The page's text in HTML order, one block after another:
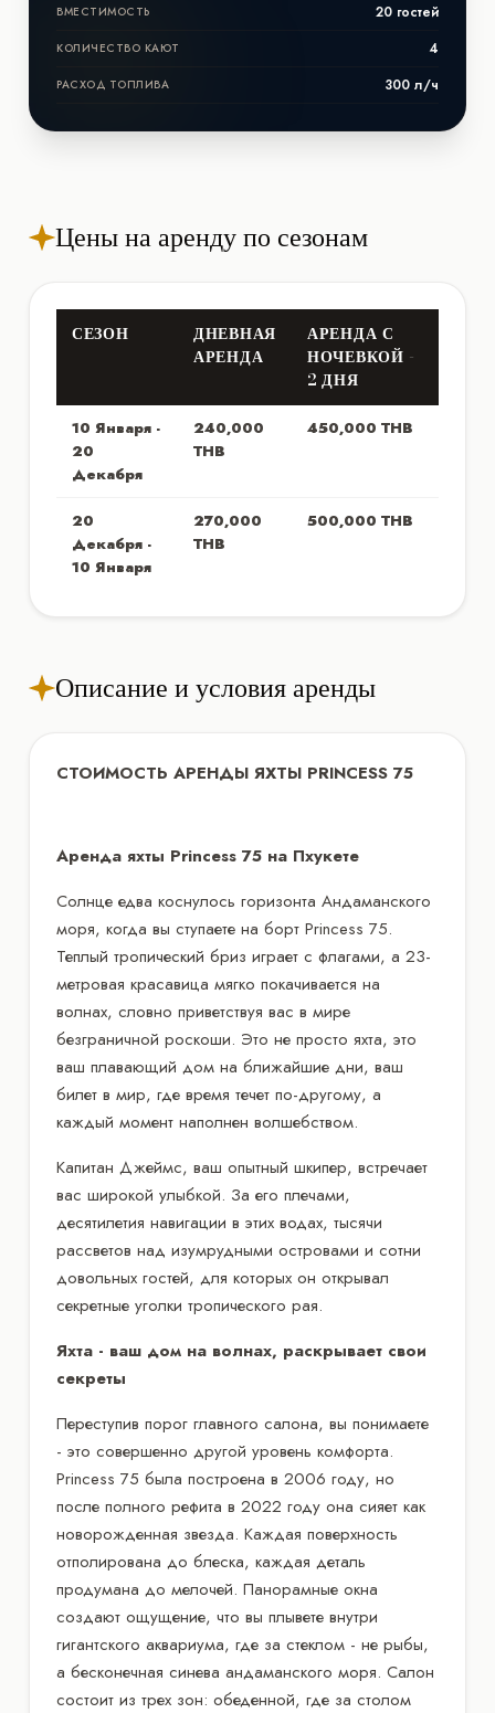
ВМЕСТИМОСТЬ 20 гостей
КОЛИЧЕСТВО КАЮТ 4
РАСХОД ТОПЛИВА 300 л/ч
Цены на аренду по сезонам
СЕЗОН
ДНЕВНАЯ
АРЕНДА
АРЕНДА С
НОЧЕВКОЙ -
2 ДНЯ
10 Января -
20
Декабря
240,000
THB
450,000 THB
20
Декабря -
10 Января
270,000
THB
500,000 THB
Описание и условия аренды
СТОИМОСТЬ АРЕНДЫ ЯХТЫ PRINCESS 75
Аренда яхты Princess 75 на Пхукете
Солнце едва коснулось горизонта Андаманского
моря, когда вы ступаете на борт Princess 75.
Теплый тропический бриз играет с флагами, а 23-
метровая красавица мягко покачивается на
волнах, словно приветствуя вас в мире
безграничной роскоши. Это не просто яхта, это
ваш плавающий дом на ближайшие дни, ваш
билет в мир, где время течет по-другому, а
каждый момент наполнен волшебством.
Капитан Джеймс, ваш опытный шкипер, встречает
вас широкой улыбкой. За его плечами,
десятилетия навигации в этих водах, тысячи
рассветов над изумрудными островами и сотни
довольных гостей, для которых он открывал
секретные уголки тропического рая.
Яхта - ваш дом на волнах, раскрывает свои
секреты
Переступив порог главного салона, вы понимаете
- это совершенно другой уровень комфорта.
Princess 75 была построена в 2006 году, но
после полного рефита в 2022 году она сияет как
новорожденная звезда. Каждая поверхность
отполирована до блеска, каждая деталь
продумана до мелочей. Панорамные окна
создают ощущение, что вы плывете внутри
гигантского аквариума, где за стеклом - не рыбы,
а бесконечная синева андаманского моря. Салон
состоит из трех зон: обеденной, где за столом